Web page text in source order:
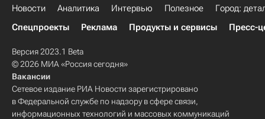
Новости Аналитика Интервью Полезное
Город:
Спецпроекты
Реклама Продукты и сервисы Пресс-
Версия 2023.1 Beta
© 2026 МИА «Россия сегодня»
Вакансии
Сетевое издание РИА Новости зарегистрировано
в Федеральной службе по надзору в сфере связи,
информационных технологий и массовых коммуникаций